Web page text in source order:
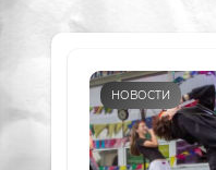
НОВОСТИ